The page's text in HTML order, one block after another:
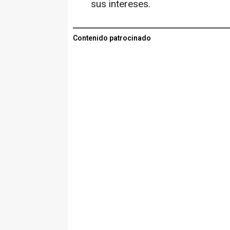
sus intereses.
Contenido patrocinado